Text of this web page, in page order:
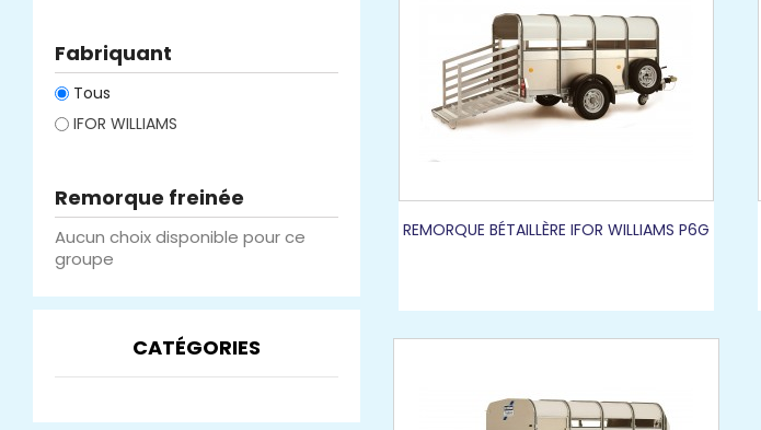
Fabriquant
Tous
IFOR WILLIAMS
Remorque freinée
Aucun choix disponible pour ce
groupe
CATÉGORIES
REMORQUE BÉTAILLÈRE IFOR WILLIAMS P6G